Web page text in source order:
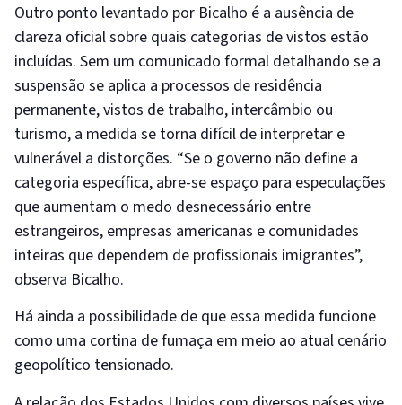
Outro ponto levantado por Bicalho é a ausência de
clareza oficial sobre quais categorias de vistos estão
incluídas. Sem um comunicado formal detalhando se a
suspensão se aplica a processos de residência
permanente, vistos de trabalho, intercâmbio ou
turismo, a medida se torna difícil de interpretar e
vulnerável a distorções. “Se o governo não define a
categoria específica, abre-se espaço para especulações
que aumentam o medo desnecessário entre
estrangeiros, empresas americanas e comunidades
inteiras que dependem de profissionais imigrantes”,
observa Bicalho.
Há ainda a possibilidade de que essa medida funcione
como uma cortina de fumaça em meio ao atual cenário
geopolítico tensionado.